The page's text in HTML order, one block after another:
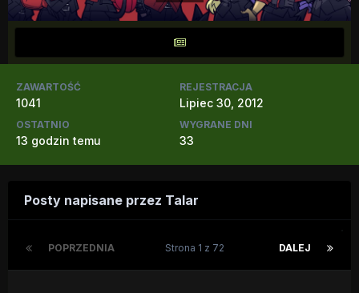
ZAWARTOŚĆ
1041
REJESTRACJA
Lipiec 30, 2012
OSTATNIO
13 godzin temu
WYGRANE DNI
33
Posty napisane przez Talar
POPRZEDNIA DALEJ
Strona 1 z 72